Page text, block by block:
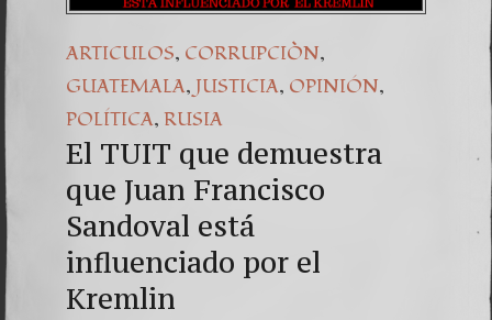
ARTICULOS, CORRUPCIÒN,
GUATEMALA, JUSTICIA, OPINIÓN,
POLÍTICA, RUSIA
El TUIT que demuestra
que Juan Francisco
Sandoval está
influenciado por el
Kremlin